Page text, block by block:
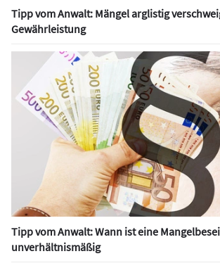
Tipp vom Anwalt: Mängel arglistig
Gewährleistung
Tipp vom Anwalt: Wann ist eine
unverhältnismäßig